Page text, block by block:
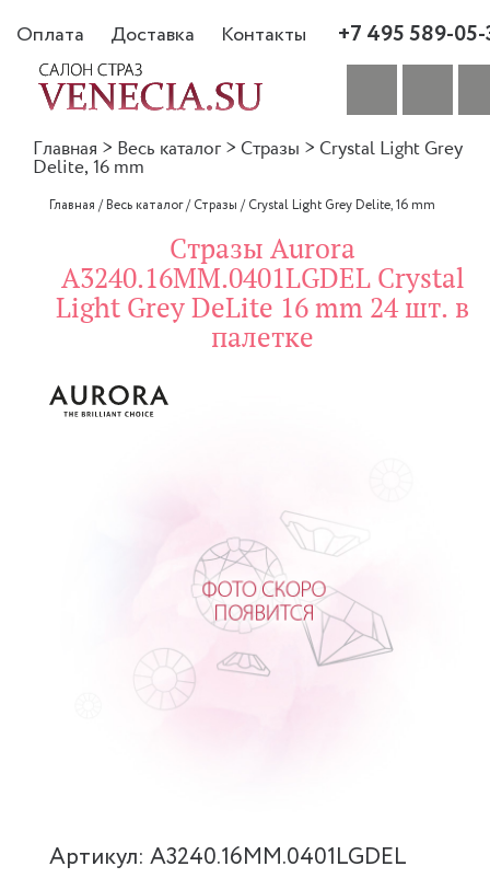
Оплата Доставка Контакты +7 495 589-
Главная > Весь каталог > Стразы > Crystal Light Grey
Delite, 16 mm
Главная /Весь каталог/Стразы /Crystal Light Grey Delite, 16 mm
Стразы Aurora
A3240.16MM.0401LGDEL Crystal
Light Grey DeLite 16 mm 24 шт. в
палетке
Артикул: A3240.16MM.0401LGDEL